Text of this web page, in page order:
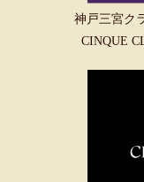
神戸三宮ク
CINQUE